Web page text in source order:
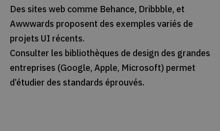
Des sites web comme Behance, Dribbble, et
Awwwards proposent des exemples variés de
projets UI récents.
Consulter les bibliothèques de design des grandes
entreprises (Google, Apple, Microsoft) permet
d’étudier des standards éprouvés.